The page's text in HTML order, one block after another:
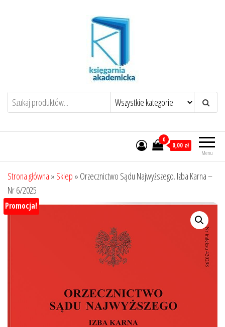
Menu
0
0,00 zł
Strona główna » Sklep » Orzecznictwo Sądu Najwyższego. Izba Karna –
Nr 6/2025
Promocja!